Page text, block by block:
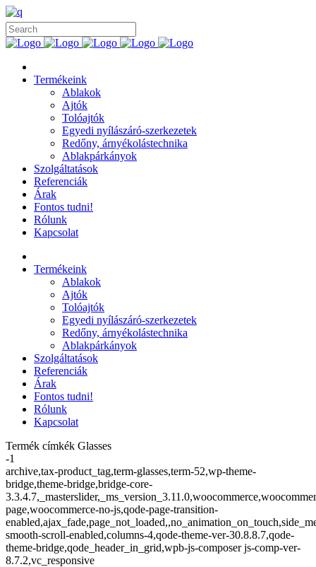
Termékeink
Ablakok
Ajtók
Tolóajtók
Egyedi nyílászáró-szerkezetek
Redőny, árnyékolástechnika
Ablakpárkányok
Szolgáltatások
Referenciák
Árak
Fontos tudni!
Rólunk
Kapcsolat
Termékeink
Ablakok
Ajtók
Tolóajtók
Egyedi nyílászáró-szerkezetek
Redőny, árnyékolástechnika
Ablakpárkányok
Szolgáltatások
Referenciák
Árak
Fontos tudni!
Rólunk
Kapcsolat
Termék címkék Glasses
-1
archive,tax-product_tag,term-glasses,term-52,wp-theme-
bridge,theme-bridge,bridge-core-
page,woocommerce-no-js,qode-page-transition-
smooth-scroll-enabled,columns-4,qode-theme-ver-30.8.8.7,qode-
theme-bridge,qode_header_in_grid,wpb-js-composer js-comp-ver-
8.7.2,vc_responsive